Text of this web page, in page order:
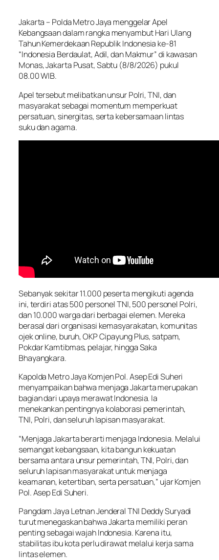
Jakarta – Polda Metro Jaya menggelar Apel
Kebangsaan dalam rangka menyambut Hari Ulang
Tahun Kemerdekaan Republik Indonesia ke-81
“Indonesia Berdaulat, Adil, dan Makmur” di kawasan
Monas, Jakarta Pusat, Sabtu (8/8/2026) pukul
08.00 WIB.
Apel tersebut melibatkan unsur Polri, TNI, dan
masyarakat sebagai momentum memperkuat
persatuan, sinergitas, serta kebersamaan lintas
suku dan agama.
Sebanyak sekitar 11.000 peserta mengikuti agenda
ini, terdiri atas 500 personel TNI, 500 personel Polri,
dan 10.000 warga dari berbagai elemen. Mereka
berasal dari organisasi kemasyarakatan, komunitas
ojek online, buruh, OKP Cipayung Plus, satpam,
Pokdar Kamtibmas, pelajar, hingga Saka
Bhayangkara.
Kapolda Metro Jaya Komjen Pol. Asep Edi Suheri
menyampaikan bahwa menjaga Jakarta merupakan
bagian dari upaya merawat Indonesia. Ia
menekankan pentingnya kolaborasi pemerintah,
TNI, Polri, dan seluruh lapisan masyarakat.
“Menjaga Jakarta berarti menjaga Indonesia. Melalui
semangat kebangsaan, kita bangun kekuatan
bersama antara unsur pemerintah, TNI, Polri, dan
seluruh lapisan masyarakat untuk menjaga
keamanan, ketertiban, serta persatuan,” ujar Komjen
Pol. Asep Edi Suheri.
Pangdam Jaya Letnan Jenderal TNI Deddy Suryadi
turut menegaskan bahwa Jakarta memiliki peran
penting sebagai wajah Indonesia. Karena itu,
stabilitas ibu kota perlu dirawat melalui kerja sama
lintas elemen.